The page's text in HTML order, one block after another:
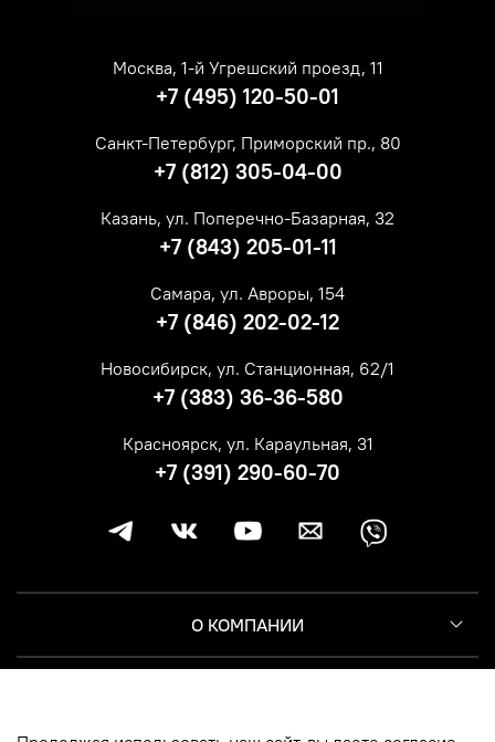
О КОМПАНИИ
Москва, 1-й Угрешский проезд, 11
+7 (495) 120-50-01
Санкт-Петербург, Приморский пр., 80
+7 (812) 305-04-00
Казань, ул. Поперечно-Базарная, 32
+7 (843) 205-01-11
Самара, ул. Авроры, 154
+7 (846) 202-02-12
Новосибирск, ул. Станционная, 62/1
+7 (383) 36-36-580
Красноярск, ул. Караульная, 31
+7 (391) 290-60-70